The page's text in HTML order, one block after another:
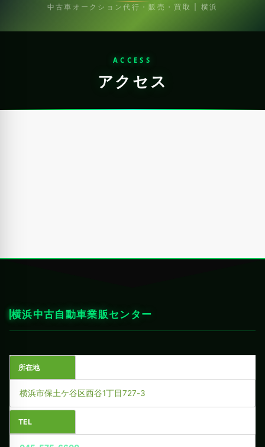
中古車オークション代行・販売・買取 | 横浜
ACCESS
アクセス
横浜中古自動車業販センター
所在地
横浜市保土ケ谷区西谷1丁目727-3
TEL